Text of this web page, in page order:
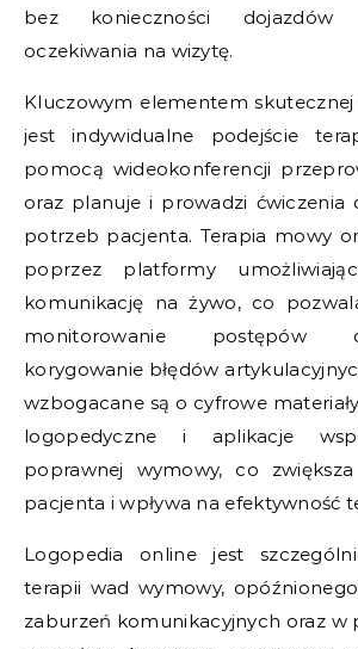
bez konieczności dojazdów
oczekiwania na wizytę.
Kluczowym elementem
jest indywidualne podejście
pomocą wideokonferencji
oraz planuje i prowadzi ćwiczenia
potrzeb pacjenta. Terapia mowy
poprzez platformy
komunikację na żywo, co
monitorowanie postępów
korygowanie błędów
wzbogacane są o cyfrowe
logopedyczne i aplikacje
poprawnej wymowy, co zwiększa
pacjenta i wpływa na efektywność
Logopedia online jest
terapii wad wymowy,
zaburzeń komunikacyjnych oraz w